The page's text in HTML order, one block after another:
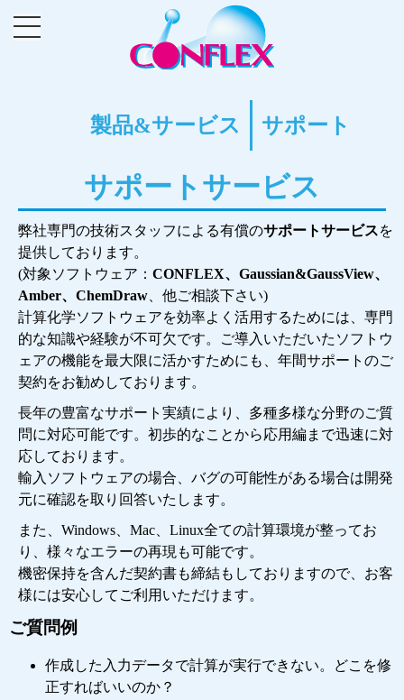
製品&サービス サポート
サポートサービス
弊社専門の技術スタッフによる有償のサポートサービスを
提供しております。
(対象ソフトウェア： CONFLEX、Gaussian&GaussView、
Amber、ChemDraw 、他ご相談下さい)
計算化学ソフトウェアを効率よく活用するためには、専門
的な知識や経験が不可欠です。ご導入いただいたソフトウ
ェアの機能を最大限に活かすためにも、年間サポートのご
契約をお勧めしております。
長年の豊富なサポート実績により、多種多様な分野のご質
問に対応可能です。初歩的なことから応用編まで迅速に対
応しております。
輸入ソフトウェアの場合、バグの可能性がある場合は開発
元に確認を取り回答いたします。
また、Windows、Mac、Linux全ての計算環境が整ってお
り、様々なエラーの再現も可能です。
機密保持を含んだ契約書も締結もしておりますので、お客
様には安心してご利用いただけます。
ご質問例
作成した入力データで計算が実行できない。どこを修
正すればいいのか？